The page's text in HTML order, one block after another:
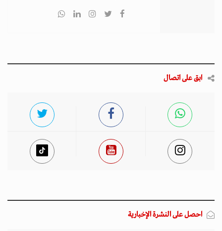
ابق على اتصال
احصل على النشرة الإخبارية